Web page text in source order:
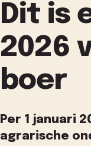
Dit is
2026
boer
Per 1 januari
agrarische